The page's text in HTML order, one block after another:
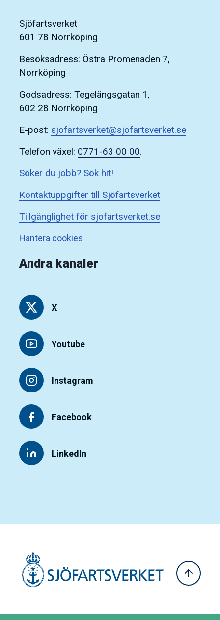
Sjöfartsverket
601 78 Norrköping
Besöksadress: Östra Promenaden 7,
Norrköping
Godsadress: Tegelängsgatan 1,
602 28 Norrköping
E-post: sjofartsverket@sjofartsverket.se
Telefon växel: 0771-63 00 00.
Söker du jobb? Sök hit!
Kontaktuppgifter till Sjöfartsverket
Tillgänglighet för sjofartsverket.se
Hantera cookies
Andra kanaler
X
Youtube
Instagram
Facebook
LinkedIn